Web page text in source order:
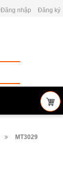
Đăng nhập Đăng ký
MT3029